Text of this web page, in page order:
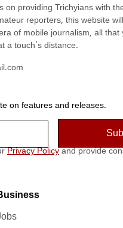
on providing Trichyians with
reporters, this website
of mobile journalism, all that
a touch's distance.
on features and releases.
Privacy Policy and provide